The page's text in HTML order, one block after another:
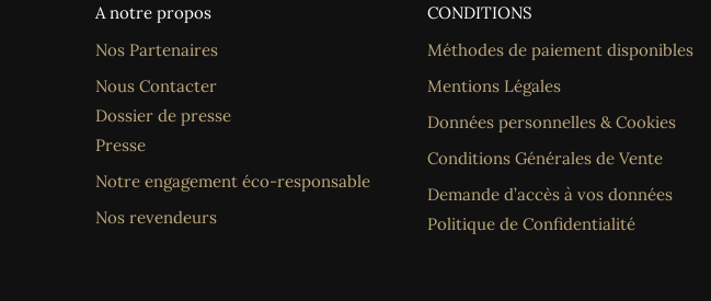
A notre propos
Nos Partenaires
Nous Contacter
Dossier de presse
Presse
Notre engagement éco-responsable
Nos revendeurs
CONDITIONS
Méthodes de paiement disponibles
Mentions Légales
Données personnelles & Cookies
Conditions Générales de Vente
Demande d’accès à vos données
Politique de Confidentialité